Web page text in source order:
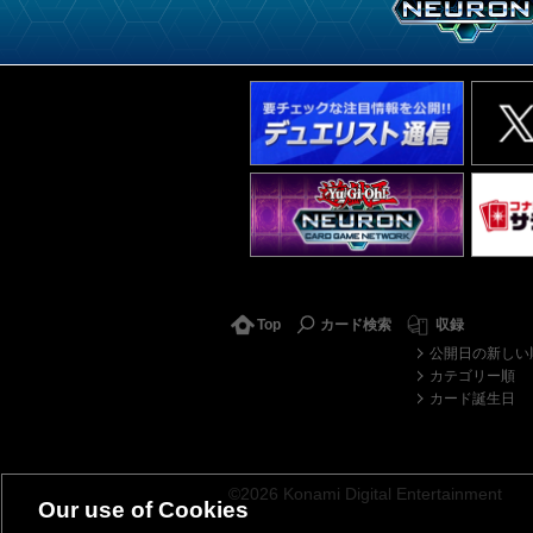
Top カード検索
収録
公開日の新しい
カテゴリー順
カード誕生日
©2026 Konami Digital Entertainment
Our use of Cookies